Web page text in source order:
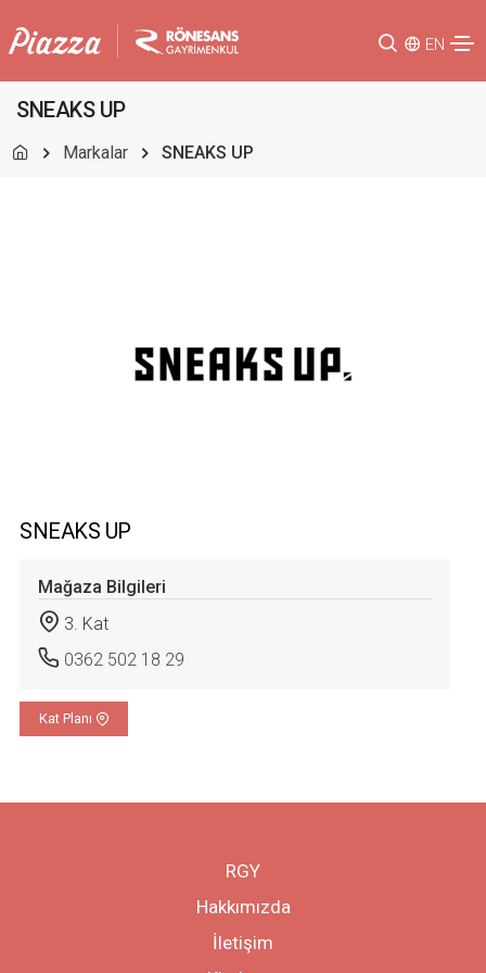
EN
SNEAKS UP
Markalar SNEAKS UP
SNEAKS UP
Mağaza Bilgileri
3. Kat
0362 502 18 29
Kat Planı
RGY
Hakkımızda
İletişim